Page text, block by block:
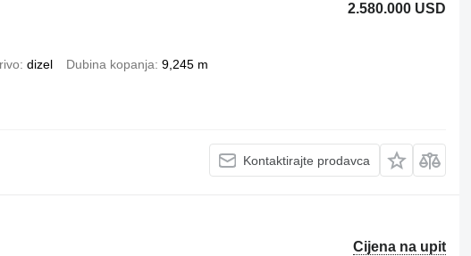
2.580.000 USD
dizel Dubina kopanja 9,245 m
Kontaktirajte prodavca
Cijena na upit